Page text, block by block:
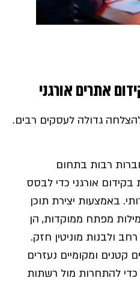
אתרים אורגני
גדולה לעסקים רבים.
רבות בתחום
אורגני כדי לבסס
באמצעות יצירת תוכן
מפתח ממוקדות, הן
ולבנות מוניטין חזק.
קטנים ומקומיים נעזרים
כדי להתחרות מול רשתות